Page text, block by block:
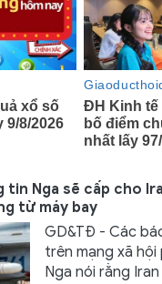
Nga sẽ cấp cho
từ máy bay
GD&TĐ - Các
trên mạng xã hội
Nga nói rằng